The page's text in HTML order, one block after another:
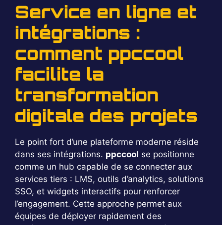
Service en ligne et
intégrations :
comment ppccool
facilite la
transformation
digitale des projets
Le point fort d’une plateforme moderne réside
dans ses intégrations. ppccool se positionne
comme un hub capable de se connecter aux
services tiers : LMS, outils d’analytics, solutions
SSO, et widgets interactifs pour renforcer
l’engagement. Cette approche permet aux
équipes de déployer rapidement des